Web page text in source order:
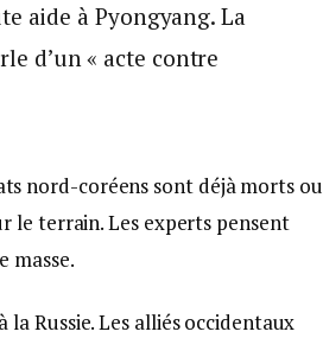
aide à Pyongyang. La
d’un « acte contre
nord-coréens sont déjà morts ou
le terrain. Les experts pensent
masse.
la Russie. Les alliés occidentaux